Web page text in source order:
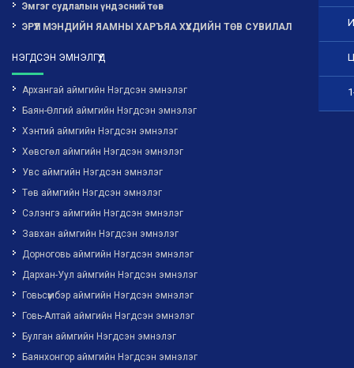
Эмгэг судлалын үндэсний төв
ЭРҮҮЛ МЭНДИЙН ЯАМНЫ ХАРЪЯА ХҮҮХДИЙН ТӨВ СУВИЛАЛ
НЭГДСЭН ЭМНЭЛГҮҮД
Архангай аймгийн Нэгдсэн эмнэлэг
Баян-Өлгий аймгийн Нэгдсэн эмнэлэг
Хэнтий аймгийн Нэгдсэн эмнэлэг
Хөвсгөл аймгийн Нэгдсэн эмнэлэг
Увс аймгийн Нэгдсэн эмнэлэг
Төв аймгийн Нэгдсэн эмнэлэг
Сэлэнгэ аймгийн Нэгдсэн эмнэлэг
Завхан аймгийн Нэгдсэн эмнэлэг
Дорноговь аймгийн Нэгдсэн эмнэлэг
Дархан-Уул аймгийн Нэгдсэн эмнэлэг
Говьсүмбэр аймгийн Нэгдсэн эмнэлэг
Говь-Алтай аймгийн Нэгдсэн эмнэлэг
Булган аймгийн Нэгдсэн эмнэлэг
Баянхонгор аймгийн Нэгдсэн эмнэлэг